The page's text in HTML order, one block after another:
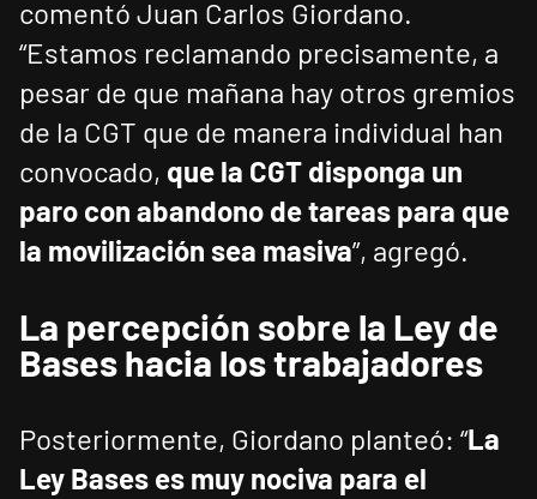
comentó Juan Carlos Giordano.
“Estamos reclamando precisamente, a
pesar de que mañana hay otros gremios
de la CGT que de manera individual han
convocado, que la CGT disponga un
paro con abandono de tareas para que
la movilización sea masiva”, agregó.
La percepción sobre la Ley de
Bases hacia los trabajadores
Posteriormente, Giordano planteó: “La
Ley Bases es muy nociva para el